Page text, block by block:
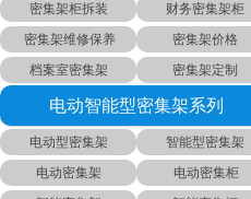
密集架柜拆装
财务密集架柜
密集架维修保养
密集架价格
档案室密集架
密集架定制
电动智能型密集架系列
电动型密集架
智能型密集架
电动密集架
电动密集柜